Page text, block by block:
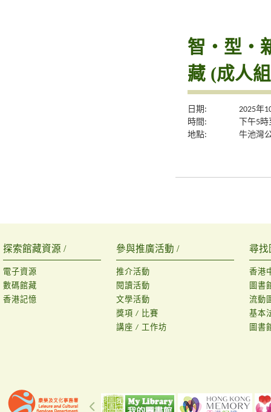
智・型・
藏 (成人
日期:
2025年
時間:
下午5
地點:
牛池灣
探索館藏資源 /
電子資源
數碼館藏
香港記憶
參與推廣活動 /
推介活動
閱讀活動
文學活動
獎項 / 比賽
講座 / 工作坊
尋找
香港
圖書
流動
基本
圖書